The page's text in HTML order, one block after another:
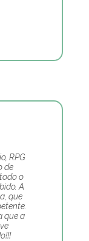
RPG
de
o
A
que
que a